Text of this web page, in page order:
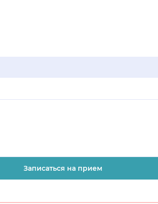
Записаться на прием